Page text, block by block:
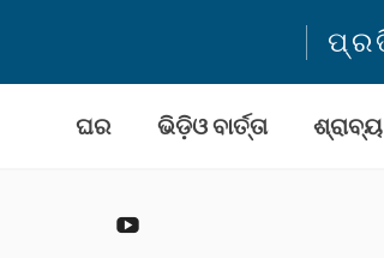
ଘର ଭିଡ଼ିଓ ବାର୍ତ୍ତା ଶ୍ରାବ୍ୟ